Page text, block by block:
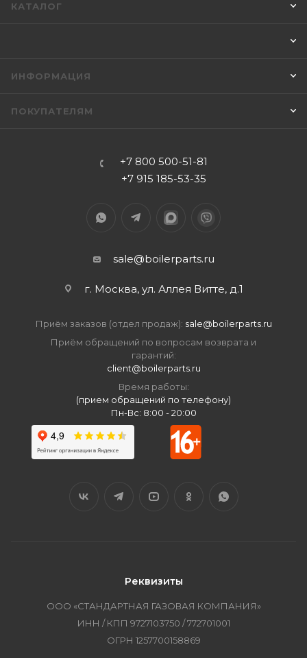
КАТАЛОГ
ИНФОРМАЦИЯ
ПОКУПАТЕЛЯМ
+7 800 500-51-81
+7 915 185-53-35
sale@boilerparts.ru
г. Москва, ул. Аллея Витте, д.1
Приём заказов (отдел продаж): sale@boilerparts.ru
Приём обращений по вопросам возврата и
гарантий:
client@boilerparts.ru
Время работы:
(прием обращений по телефону)
Пн-Вс: 8:00 - 20:00
Реквизиты
ООО «СТАНДАРТНАЯ ГАЗОВАЯ КОМПАНИЯ»
ИНН / КПП 9727103750 / 772701001
ОГРН 1257700158869